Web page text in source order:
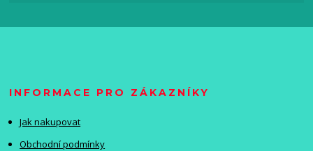
INFORMACE PRO ZÁKAZNÍKY
Jak nakupovat
Obchodní podmínky